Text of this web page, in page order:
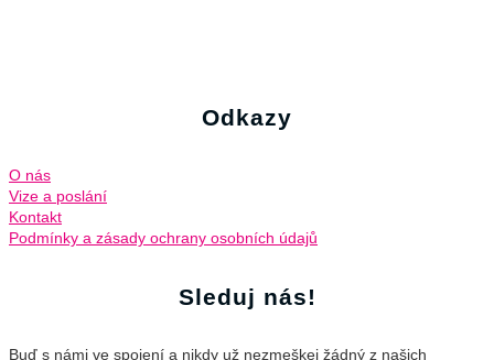
Odkazy
O nás
Vize a poslání
Kontakt
Podmínky a zásady ochrany osobních údajů
Sleduj nás!
Buď s námi ve spojení a nikdy už nezmeškej žádný z našich